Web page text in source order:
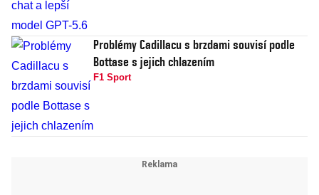
Problémy Cadillacu s brzdami souvisí podle
Bottase s jejich chlazením
F1 Sport